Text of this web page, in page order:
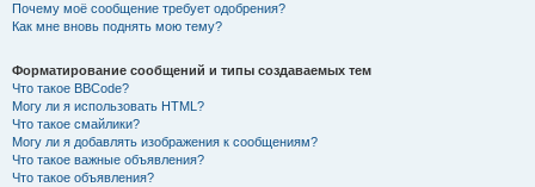
Почему моё сообщение требует одобрения?
Как мне вновь поднять мою тему?
Форматирование сообщений и типы создаваемых тем
Что такое BBCode?
Могу ли я использовать HTML?
Что такое смайлики?
Могу ли я добавлять изображения к сообщениям?
Что такое важные объявления?
Что такое объявления?